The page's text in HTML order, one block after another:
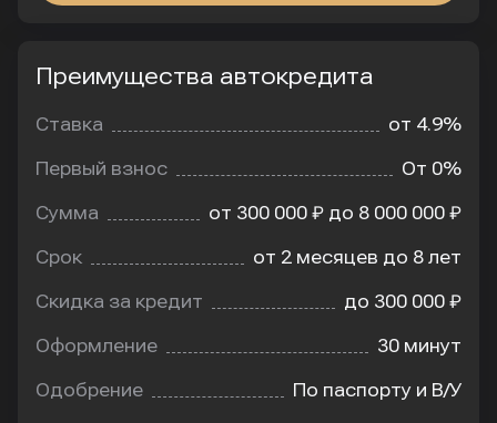
Преимущества автокредита
Ставка от 4.9%
Первый взнос От 0%
Сумма от 300 000 ₽ до 8 000 000 ₽
Срок от 2 месяцев до 8 лет
Скидка за кредит до 300 000 ₽
Оформление 30 минут
Одобрение По паспорту и В/У